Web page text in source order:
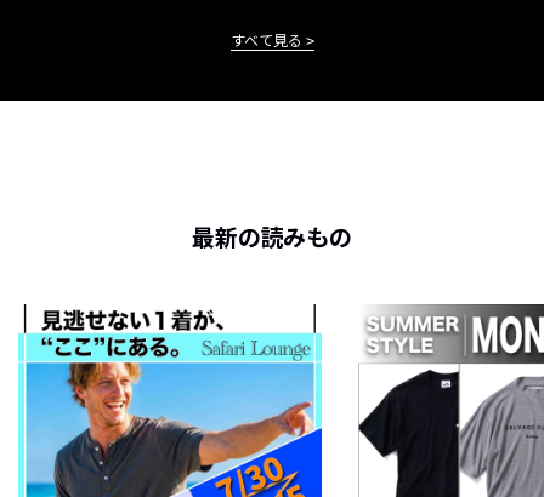
すべて見る
最新の読みもの